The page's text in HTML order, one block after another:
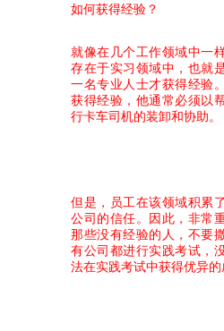
如何获得经验？
就像在几个工作领域中一
存在于实习领域中，也就
一名专业人士才获得经验
获得经验，他通常必须以
行卡车司机的装卸和协助。
但是，员工在该领域积累
公司的信任。因此，非常
那些没有经验的人，不要
有公司都进行实践考试，
法在实践考试中获得优异的